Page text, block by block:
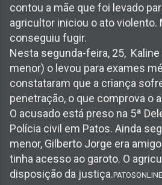
contou a mãe que foi levado
agricultor iniciou o ato violento.
conseguiu fugir.
Nesta segunda-feira, 25,
menor) o levou para exames
constataram que a criança
penetração, o que comprova o
O acusado está preso na 5ª
Polícia civil em Patos. Ainda
menor, Gilberto Jorge era
tinha acesso ao garoto. O
disposição da justiça.PATOSONLINE